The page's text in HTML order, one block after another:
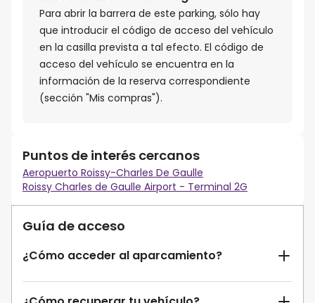
Para abrir la barrera de este parking, sólo hay
que introducir el código de acceso del vehículo
en la casilla prevista a tal efecto. El código de
acceso del vehículo se encuentra en la
información de la reserva correspondiente
(sección "Mis compras").
Puntos de interés cercanos
Aeropuerto Roissy-Charles De Gaulle
Roissy Charles de Gaulle Airport - Terminal 2G
Guía de acceso
¿Cómo acceder al aparcamiento?